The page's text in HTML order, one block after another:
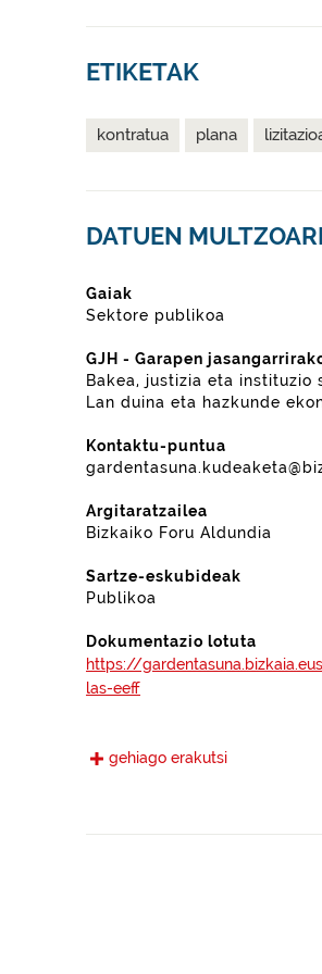
ETIKETAK
kontratua plana
DATUEN
Gaiak
Sektore publikoa
GJH - Garapen
Bakea, justizia eta instituzio
Lan duina eta hazkunde
Kontaktu-puntua
Argitaratzailea
Bizkaiko Foru Aldundia
Sartze-eskubideak
Publikoa
Dokumentazio lotuta
https://
las-eeff
Urtekoa
gehiago erakutsi